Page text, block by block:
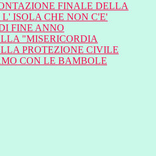
FINALE DELLA
L' ISOLA CHE NON C'E'
FINE ANNO
"MISERICORDIA
PROTEZIONE CIVILE
CON LE BAMBOLE